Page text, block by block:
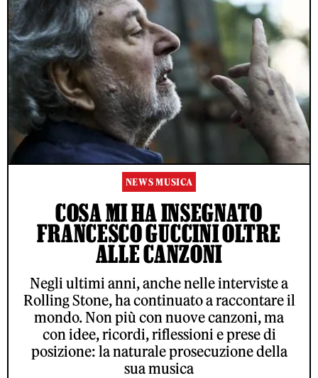
NEWS MUSICA
COSA MI HA INSEGNATO
FRANCESCO GUCCINI OLTRE
ALLE CANZONI
Negli ultimi anni, anche nelle interviste a
Rolling Stone, ha continuato a raccontare il
mondo. Non più con nuove canzoni, ma
con idee, ricordi, riflessioni e prese di
posizione: la naturale prosecuzione della
sua musica